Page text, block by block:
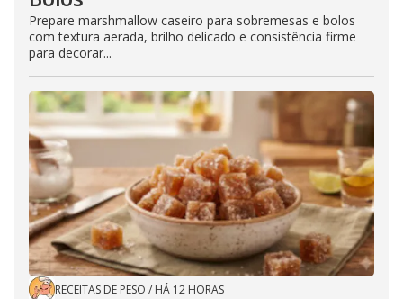
Prepare marshmallow caseiro para sobremesas e bolos
com textura aerada, brilho delicado e consistência firme
para decorar...
RECEITAS DE PESO / HÁ 12 HORAS